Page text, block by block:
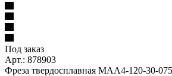
Под заказ
Арт.: 878903
Фреза твердосплавная MAA4-120-30-075